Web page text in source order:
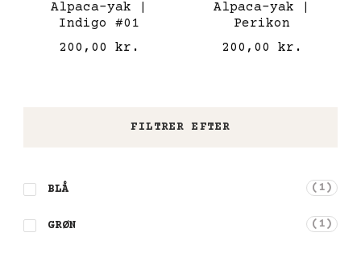
Alpaca-yak |
Indigo #01
200,00 kr.
Alpaca-yak |
Perikon
200,00kr.
FILTRER EFTER
BLÅ (1)
GRØN (1)